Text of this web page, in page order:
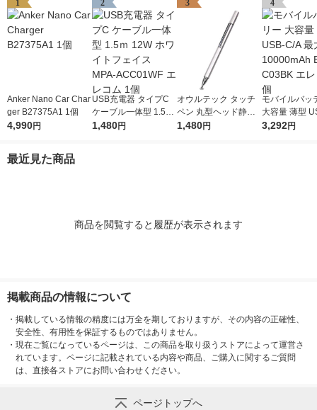
1
Anker Nano Car Char
ger B27375A1 1個
4,990円
2
USB充電器 タイプC
ケーブル一体型 1.5ｍ
12W ホワイトフェイ
1,480円
3
オウルテック タッチ
ペン 丸型ヘッド静電
式 スマートフォン・
1,480円
4
モバイルバッ
大容量 薄型
最大 20W
3,292円
最近見た商品
商品を閲覧すると履歴が表示されます
掲載商品の情報について
・ 掲載している情報の精度には万全を期しておりますが、その内容の正確性、
安全性、有用性を保証するものではありません。
・ 現在ご覧になっているページは、この商品を取り扱うストアによって運営さ
れています。ページに記載されている内容や商品、ご購入に関するご質問
は、直接各ストアにお問い合わせください。
ページトップへ